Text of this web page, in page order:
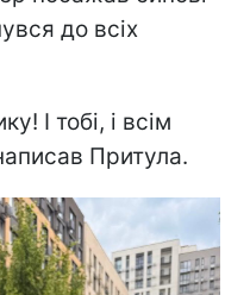
до всіх
І тобі, і всім
Притула.